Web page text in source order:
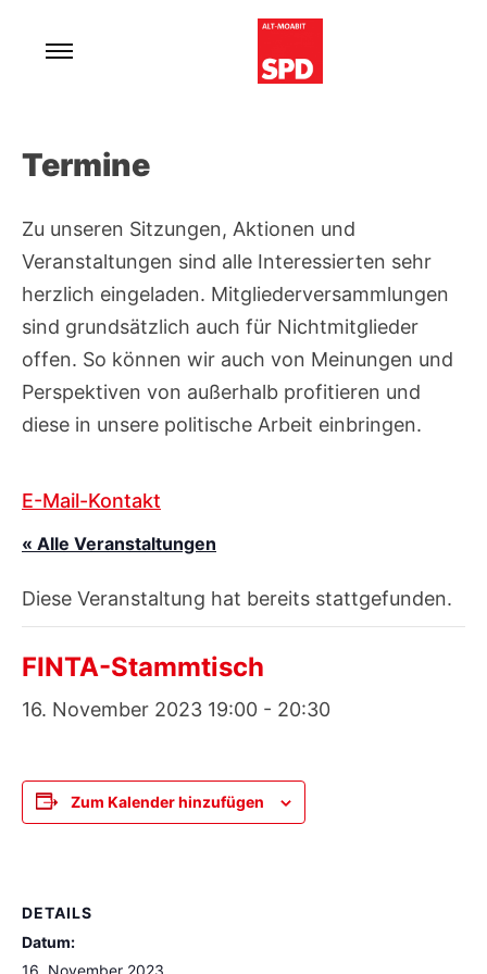
Termine
Zu unseren Sitzungen, Aktionen und
Veranstaltungen sind alle Interessierten sehr
herzlich eingeladen. Mitgliederversammlungen
sind grundsätzlich auch für Nichtmitglieder
offen. So können wir auch von Meinungen und
Perspektiven von außerhalb profitieren und
diese in unsere politische Arbeit einbringen.
E-Mail-Kontakt
« Alle Veranstaltungen
Diese Veranstaltung hat bereits stattgefunden.
FINTA-Stammtisch
16. November 2023 19:00 - 20:30
Zum Kalender hinzufügen
DETAILS
Datum:
16. November 2023